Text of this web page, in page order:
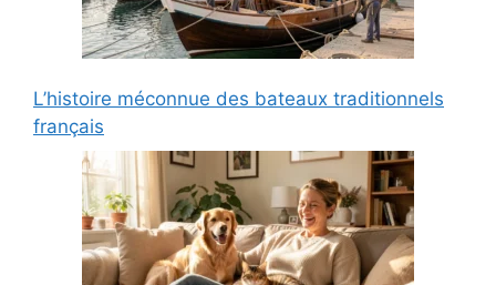
L’histoire méconnue des bateaux traditionnels
français